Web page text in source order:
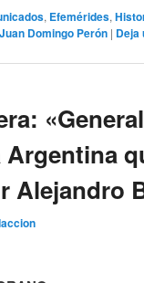
, Efemérides,
Juan Domingo Perón | Deja
Alejandro